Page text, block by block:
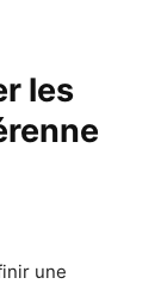
les
une